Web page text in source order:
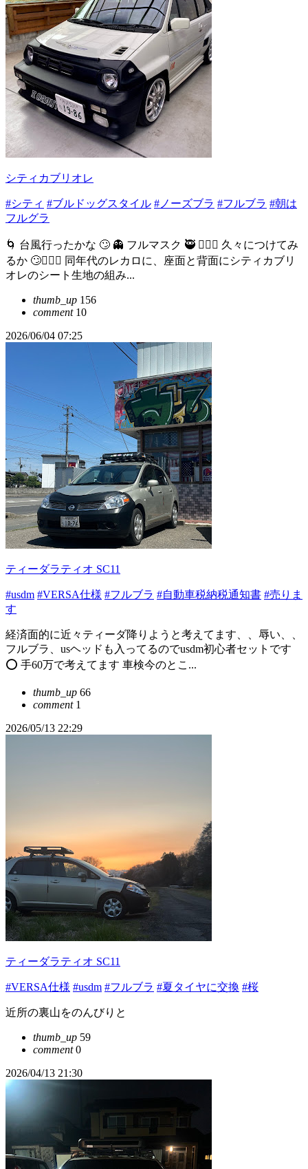
シティカブリオレ
#シティ #ブルドッグスタイル #ノーズブラ #フルブラ #朝は
フルグラ
🌀 台風行ったかな 🙄 👻 フルマスク 🥷 👷🏻‍♂️ 久々につけてみ
るか 🙄👷🏻‍♂️ 同年代のレカロに、座面と背面にシティカブリ
オレのシート生地の組み...
thumb_up 156
comment10
2026/06/04 07:25
ティーダラティオ SC11
#usdm #VERSA仕様 #フルブラ #自動車税納税通知書 #売りま
す
経済面的に近々ティーダ降りようと考えてます、、辱い、、
フルブラ、usヘッドも入ってるのでusdm初心者セットです
⭕️ 手60万で考えてます 車検今のとこ...
thumb_up 66
comment1
2026/05/13 22:29
ティーダラティオ SC11
#VERSA仕様 #usdm #フルブラ #夏タイヤに交換 #桜
近所の裏山をのんびりと
thumb_up 59
comment0
2026/04/13 21:30